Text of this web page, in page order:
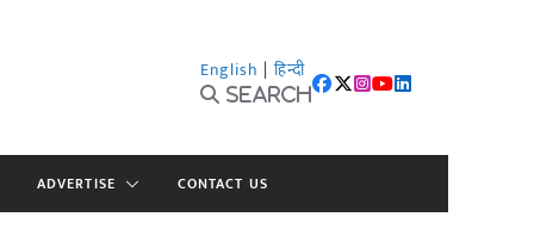
English | हिन्दी
Search
ADVERTISE CONTACT US